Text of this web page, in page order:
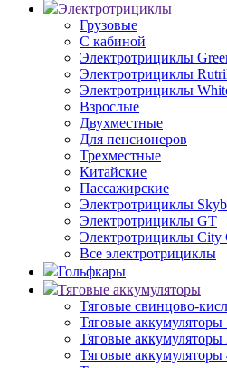
Электротрициклы
Грузовые
С кабиной
Электротрициклы
Электротрициклы
Электротрициклы
Взрослые
Двухместные
Для пенсионеров
Трехместные
Китайские
Пассажирские
Электротрициклы
Электротрициклы GT
Электротрициклы City
Все электротрициклы
Гольфкары
Тяговые аккумуляторы
Тяговые свинцово-
Тяговые аккумуляторы
Тяговые аккумуляторы
Тяговые аккумуляторы